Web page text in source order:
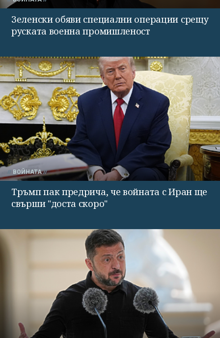
Зеленски обяви специални операции срещу
руската военна промишленост
ВОЙНАТА
Тръмп пак предрича, че войната с Иран ще
свърши "доста скоро"